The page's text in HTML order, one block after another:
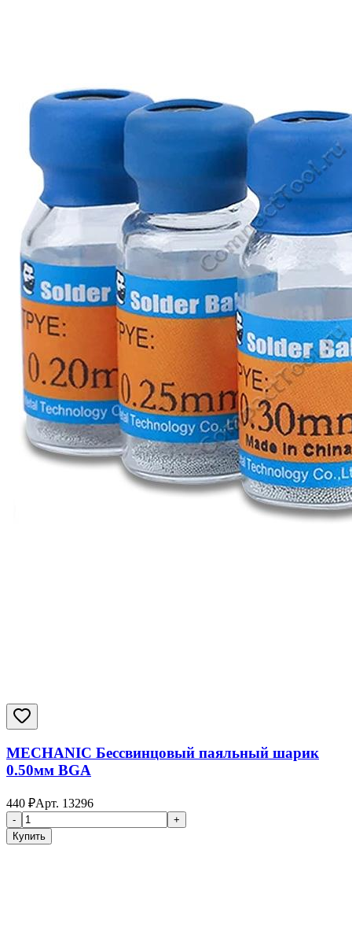
MECHANIC Бессвинцовый паяльный шарик
0.50мм BGA
440 ₽Арт. 13296
-
+
Купить